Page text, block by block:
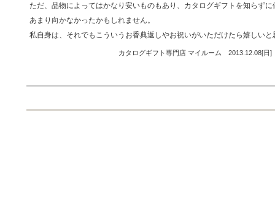
ただ、品物によってはかなり安いものもあり、カタログギフトを知らず
あまり向かなかったかもしれません。
私自身は、それでもこういうお香典返しやお祝いがいただけたら嬉しいと
カタログギフト専門店 マイルーム 2013.12.08[